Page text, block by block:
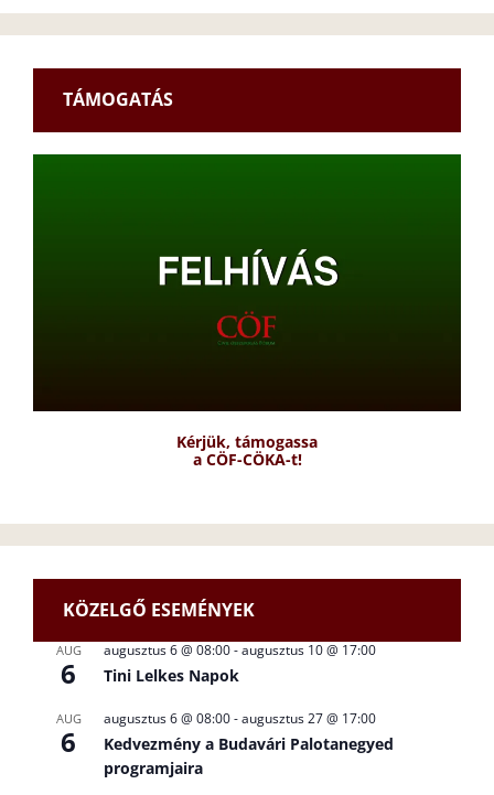
TÁMOGATÁS
Kérjük, támogassa
a CÖF-CÖKA-t!
KÖZELGŐ ESEMÉNYEK
AUG
6
augusztus 6 @ 08:00-augusztus 10 @ 17:00
Tini Lelkes Napok
AUG
6
augusztus 6 @ 08:00-augusztus 27 @ 17:00
Kedvezmény a Budavári Palotanegyed
programjaira